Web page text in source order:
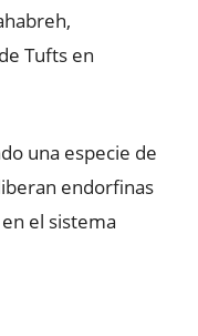
Tufts en
una especie de
endorfinas
el sistema